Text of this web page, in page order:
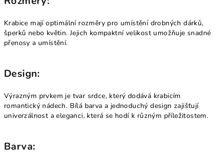
Krabice mají optimální rozměry pro umístění drobných dárků,
šperků nebo květin. Jejich kompaktní velikost umožňuje snadné
přenosy a umístění.
Design:
Výrazným prvkem je tvar srdce, který dodává krabicím
romantický nádech. Bílá barva a jednoduchý design zajišťují
univerzálnost a eleganci, která se hodí k různým příležitostem.
Barva: